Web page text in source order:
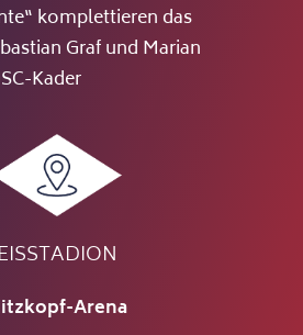
komplettieren das
Graf und Marian
Kader
EISSTADION
Arena